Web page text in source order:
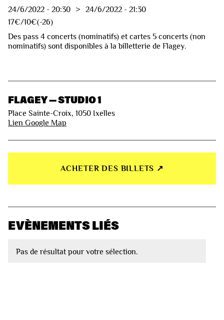
24/6/2022 - 20:30 > 24/6/2022 - 21:30
17€/10€(-26)
Des pass 4 concerts (nominatifs) et cartes 5 concerts (non
nominatifs) sont disponibles à la billetterie de Flagey.
FLAGEY — STUDIO 1
Place Sainte-Croix, 1050 Ixelles
Lien Google Map
ACHETER DES BILLETS ↗︎
EVÈNEMENTS LIÉS
Pas de résultat pour votre sélection.